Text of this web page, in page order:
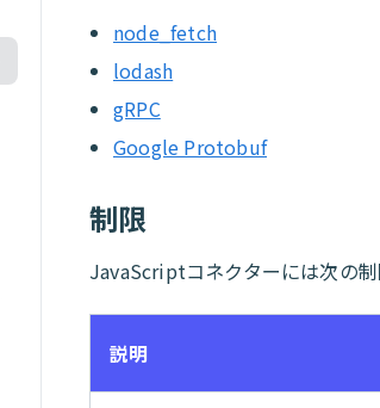
node_fetch
lodash
gRPC
Google Protobuf
制限
JavaScriptコネクターには次の制
説明